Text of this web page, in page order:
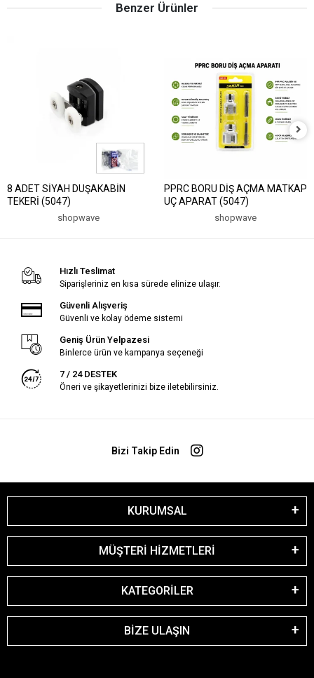
Benzer Ürünler
8 ADET SİYAH DUŞAKABİN
TEKERİ (5047)
shopwave
PPRC BORU DİŞ AÇMA MATKAP
UÇ APARAT (5047)
shopwave
Hızlı Teslimat
Siparişleriniz en kısa sürede elinize ulaşır.
Güvenli Alışveriş
Güvenli ve kolay ödeme sistemi
Geniş Ürün Yelpazesi
Binlerce ürün ve kampanya seçeneği
7 / 24 DESTEK
Öneri ve şikayetlerinizi bize iletebilirsiniz.
Bizi Takip Edin
KURUMSAL
MÜŞTERİ HİZMETLERİ
KATEGORİLER
BİZE ULAŞIN